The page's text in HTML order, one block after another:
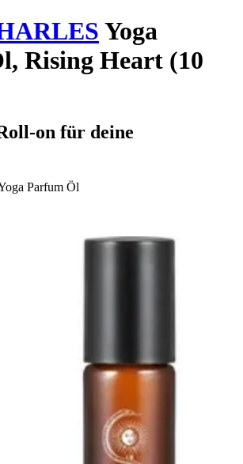
Yoga
Rising Heart (10
on für deine
Parfum Öl